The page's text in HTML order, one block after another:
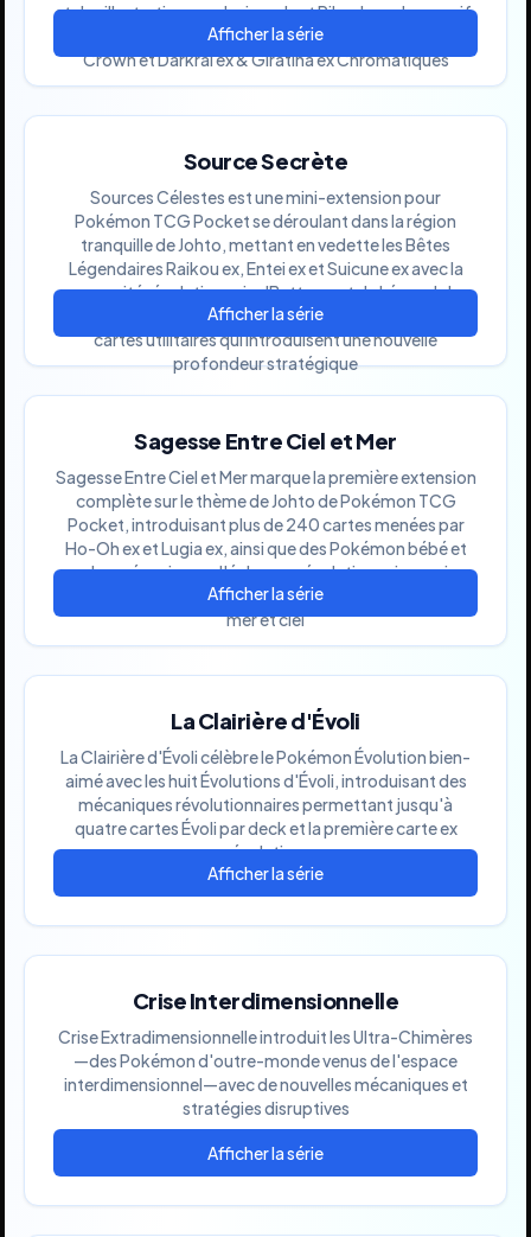
et des illustrations exclusives dont Pikachu ex Immersif,
Professeur Chen pleine illustration, Bonbon Rare
Crown et Darkrai ex & Giratina ex Chromatiques
Source Secrète
Sources Célestes est une mini-extension pour
Pokémon TCG Pocket se déroulant dans la région
tranquille de Johto, mettant en vedette les Bêtes
Légendaires Raikou ex, Entei ex et Suicune ex avec la
capacité révolutionnaire 'Battement de Légende',
accompagnés d'autres Pokémon ex puissants et de
cartes utilitaires qui introduisent une nouvelle
profondeur stratégique
Sagesse Entre Ciel et Mer
Sagesse Entre Ciel et Mer marque la première extension
complète sur le thème de Johto de Pokémon TCG
Pocket, introduisant plus de 240 cartes menées par
Ho-Oh ex et Lugia ex, ainsi que des Pokémon bébé et
des mécaniques d'échange révolutionnaires qui
mettent l'accent sur l'harmonie élémentaire entre terre,
mer et ciel
La Clairière d'Évoli
La Clairière d'Évoli célèbre le Pokémon Évolution bien-
aimé avec les huit Évolutions d'Évoli, introduisant des
mécaniques révolutionnaires permettant jusqu'à
quatre cartes Évoli par deck et la première carte ex
évolutive
Crise Interdimensionnelle
Crise Extradimensionnelle introduit les Ultra-Chimères
—des Pokémon d'outre-monde venus de l'espace
interdimensionnel—avec de nouvelles mécaniques et
stratégies disruptives